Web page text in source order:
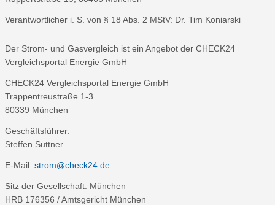
Verantwortlicher i. S. von § 18 Abs. 2 MStV: Dr. Tim Koniarski
Der Strom- und Gasvergleich ist ein Angebot der CHECK24
Vergleichsportal Energie GmbH
CHECK24 Vergleichsportal Energie GmbH
Trappentreustraße 1-3
80339 München
Geschäftsführer:
Steffen Suttner
E-Mail: strom@check24.de
Sitz der Gesellschaft: München
HRB 176356 / Amtsgericht München